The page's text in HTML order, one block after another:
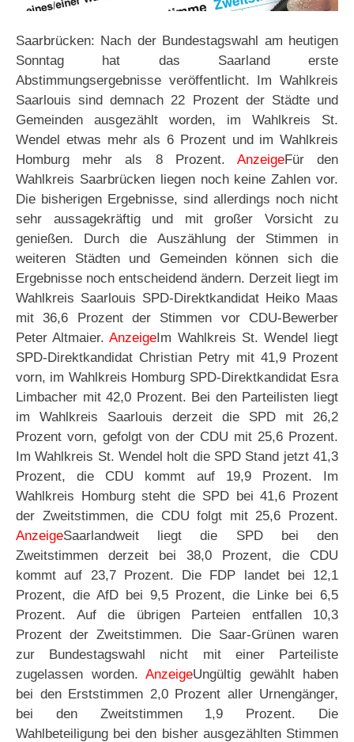
Saarbrücken: Nach der Bundestagswahl am heutigen
Sonntag hat das Saarland erste
Abstimmungsergebnisse veröffentlicht. Im Wahlkreis
Saarlouis sind demnach 22 Prozent der Städte und
Gemeinden ausgezählt worden, im Wahlkreis St.
Wendel etwas mehr als 6 Prozent und im Wahlkreis
Homburg mehr als 8 Prozent. AnzeigeFür den
Wahlkreis Saarbrücken liegen noch keine Zahlen vor.
Die bisherigen Ergebnisse, sind allerdings noch nicht
sehr aussagekräftig und mit großer Vorsicht zu
genießen. Durch die Auszählung der Stimmen in
weiteren Städten und Gemeinden können sich die
Ergebnisse noch entscheidend ändern. Derzeit liegt im
Wahlkreis Saarlouis SPD-Direktkandidat Heiko Maas
mit 36,6 Prozent der Stimmen vor CDU-Bewerber
Peter Altmaier.AnzeigeIm Wahlkreis St. Wendel liegt
SPD-Direktkandidat Christian Petry mit 41,9 Prozent
vorn, im Wahlkreis Homburg SPD-Direktkandidat Esra
Limbacher mit 42,0 Prozent. Bei den Parteilisten liegt
im Wahlkreis Saarlouis derzeit die SPD mit 26,2
Prozent vorn, gefolgt von der CDU mit 25,6 Prozent.
Im Wahlkreis St. Wendel holt die SPD Stand jetzt 41,3
Prozent, die CDU kommt auf 19,9 Prozent. Im
Wahlkreis Homburg steht die SPD bei 41,6 Prozent
der Zweitstimmen, die CDU folgt mit 25,6 Prozent.
AnzeigeSaarlandweit liegt die SPD bei den
Zweitstimmen derzeit bei 38,0 Prozent, die CDU
kommt auf 23,7 Prozent. Die FDP landet bei 12,1
Prozent, die AfD bei 9,5 Prozent, die Linke bei 6,5
Prozent. Auf die übrigen Parteien entfallen 10,3
Prozent der Zweitstimmen. Die Saar-Grünen waren
zur Bundestagswahl nicht mit einer Parteiliste
zugelassen worden. AnzeigeUngültig gewählt haben
bei den Erststimmen 2,0 Prozent aller Urnengänger,
bei den Zweitstimmen 1,9 Prozent. Die
Wahlbeteiligung bei den bisher ausgezählten Stimmen